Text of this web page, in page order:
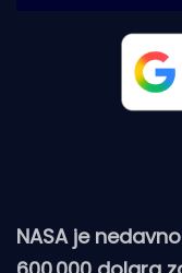
NASA je